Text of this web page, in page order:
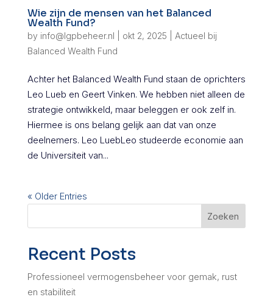
Wie zijn de mensen van het Balanced
Wealth Fund?
by info@lgpbeheer.nl okt 2, 2025
Actueel bij
Balanced Wealth Fund
Achter het Balanced Wealth Fund staan de oprichters
Leo Lueb en Geert Vinken. We hebben niet alleen de
strategie ontwikkeld, maar beleggen er ook zelf in.
Hiermee is ons belang gelijk aan dat van onze
deelnemers. Leo LuebLeo studeerde economie aan
de Universiteit van...
« Older Entries
Zoeken
Recent Posts
Professioneel vermogensbeheer voor gemak, rust
en stabiliteit